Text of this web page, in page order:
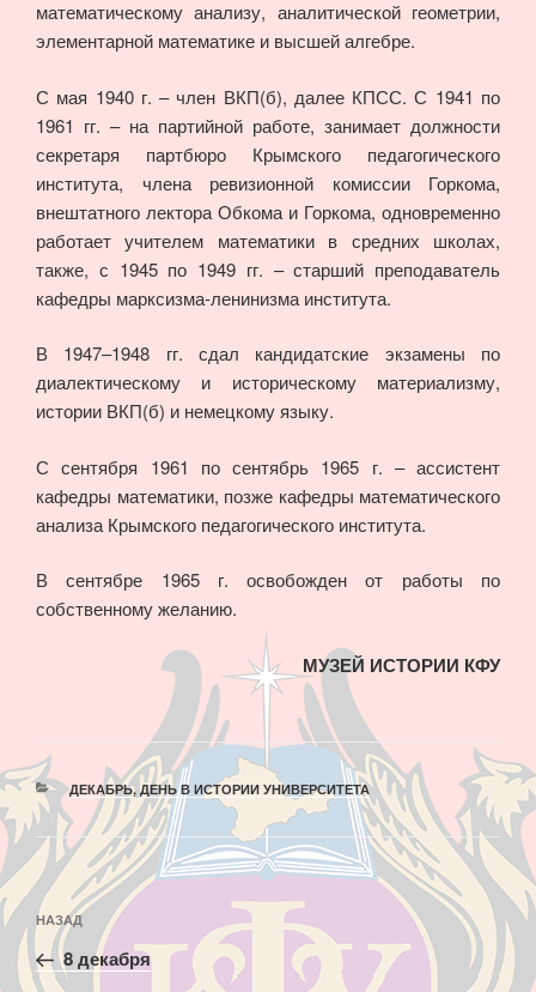
математическому анализу, аналитической геометрии,
элементарной математике и высшей алгебре.
С мая 1940 г. – член ВКП(б), далее КПСС. С 1941 по
1961 гг. – на партийной работе, занимает должности
секретаря партбюро Крымского педагогического
института, члена ревизионной комиссии Горкома,
внештатного лектора Обкома и Горкома, одновременно
работает учителем математики в средних школах,
также, с 1945 по 1949 гг. – старший преподаватель
кафедры марксизма-ленинизма института.
В 1947–1948 гг. сдал кандидатские экзамены по
диалектическому и историческому материализму,
истории ВКП(б) и немецкому языку.
С сентября 1961 по сентябрь 1965 г. – ассистент
кафедры математики, позже кафедры математического
анализа Крымского педагогического института.
В сентябре 1965 г. освобожден от работы по
собственному желанию.
МУЗЕЙ ИСТОРИИ КФУ
РУБРИКИ
ДЕКАБРЬ, ДЕНЬ В ИСТОРИИ УНИВЕРСИТЕТА
Навигация
по
записям
Предыдущая
запись:
НАЗАД
8 декабря